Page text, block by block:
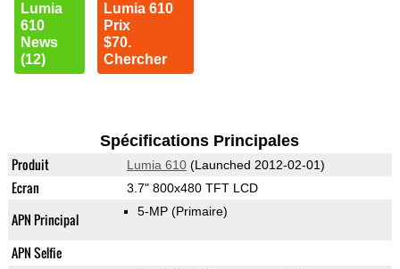
Lumia
610
News
(12)
Lumia 610
Prix
$70.
Chercher
Spécifications Principales
Produit Lumia 610(Launched 2012-02-01)
Ecran 3.7" 800x480 TFT LCD
APN Principal 5-MP (Primaire)
APN Selfie